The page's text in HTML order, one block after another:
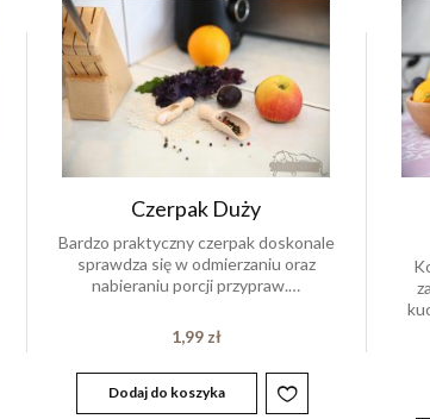
Czerpak Duży
Bardzo praktyczny czerpak doskonale
sprawdza się w odmierzaniu oraz
nabieraniu porcji przypraw.…
1,99zł
Dodaj do koszyka